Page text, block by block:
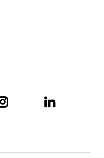
do Windows
Cortana independente